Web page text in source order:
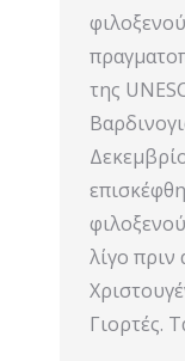
της
λίγο πριν
Γιορτές.